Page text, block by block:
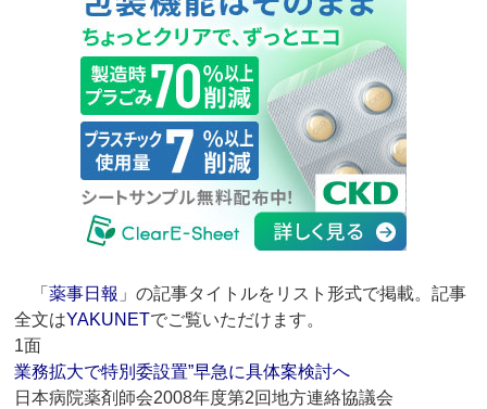
「薬事日報 」の記事タイトルをリスト形式で掲載。記事
全文はYAKUNETでご覧いただけます。
1面
業務拡大で特別委設置”早急に具体案検討へ
日本病院薬剤師会2008年度第2回地方連絡協議会